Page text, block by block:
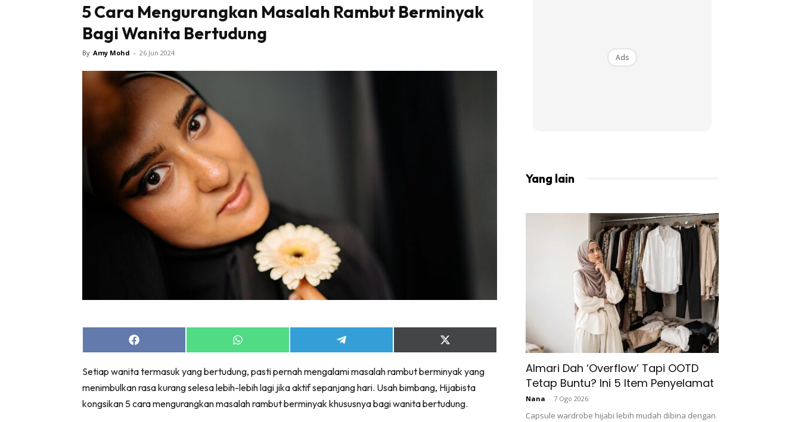
Tampil #1 on top dengan fashion muslimah terkini di HIJABISTA!
5 Cara Mengurangkan Masalah Rambut Berminyak
Bagi Wanita Bertudung
By Amy Mohd - 26 Jun 2024
Share
on
Share
on
Share
on
Share
on
(Twitter)
Setiap wanita termasuk yang bertudung, pasti pernah mengalami masalah rambut berminyak yang
menimbulkan rasa kurang selesa lebih-lebih lagi jika aktif sepanjang hari. Usah bimbang, Hijabista
kongsikan 5 cara mengurangkan masalah rambut berminyak khususnya bagi wanita bertudung.
Ads
Yang lain
Almari Dah ‘Overflow’ Tapi OOTD
Tetap Buntu? Ini 5 Item Penyelamat
Nana - 7 Ogo 2026
Capsule wardrobe hijabi lebih mudah dibina dengan